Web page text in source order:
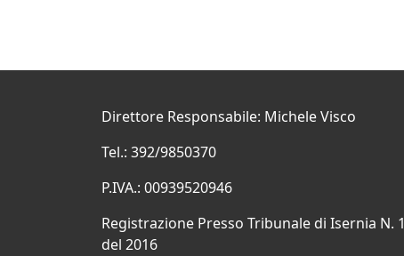
Direttore Responsabile: Michele Visco
Tel.: 392/9850370
P.IVA.: 00939520946
Registrazione Presso Tribunale di Isernia N. 1
del 2016